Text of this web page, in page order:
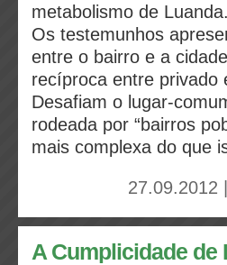
metabolismo de Luanda.
Os testemunhos
entre o bairro e a
recíproca entre privado
Desafiam o lugar-
rodeada por “bairros
mais complexa do que
27.09.2012
A Cumplicidade de